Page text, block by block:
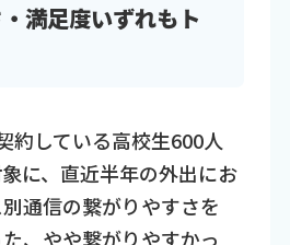
満足度いずれもト
約している高校生600人
に、直近半年の外出にお
通信の繋がりやすさを
た、やや繋がりやすかっ